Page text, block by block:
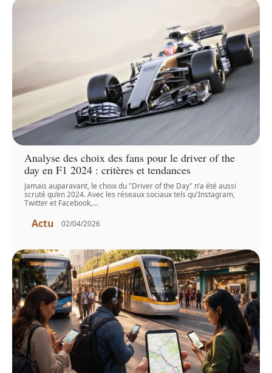
Analyse des choix des fans pour le driver of the
day en F1 2024 : critères et tendances
Jamais auparavant, le choix du "Driver of the Day" n’a été aussi
scruté qu’en 2024. Avec les réseaux sociaux tels qu'Instagram,
Twitter et Facebook,…
Actu 02/04/2026